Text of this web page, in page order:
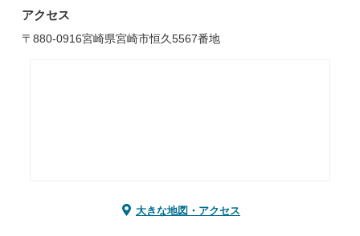
アクセス
〒880-0916宮崎県宮崎市恒久5567番地
大きな地図・アクセス